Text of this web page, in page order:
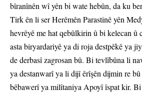
bîranînên wî yên bi wate hebûn, da ku
Tirk ên li ser Herêmên Parastinê yên
hevrêyê me hat qebûlkirin û bi kelecan û
asta biryardariyê ya di roja destpêkê ya
de derbasî zagrosan bû. Bi tevlîbûna li
ya destanwarî ya li dijî êrîşên dijmin re
bêbawerî ya milîtaniya Apoyî îspat kir. Bi